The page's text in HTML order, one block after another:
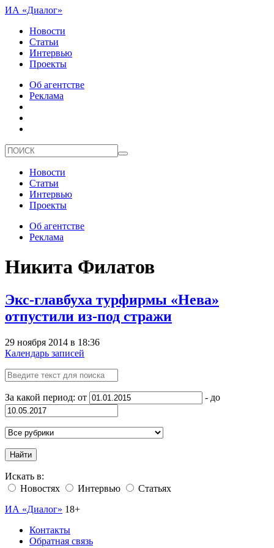
ИА «Диалог»
Новости
Статьи
Интервью
Проекты
Об агентстве
Реклама
Новости
Статьи
Интервью
Проекты
Об агентстве
Реклама
Никита Филатов
Экс-главбуха турфирмы «Нева»
отпустили из-под стражи
29 ноября 2014 в 18:36
Календарь записей
За какой период: от - до
Найти
Искать в:
Новостях
Интервью
Статьях
ИА «Диалог» 18+
Контакты
Обратная связь